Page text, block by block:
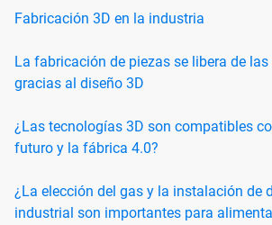
Fabricación 3D en la industria
La fabricación de piezas se libera de
gracias al diseño 3D
¿Las tecnologías 3D son compatibles
futuro y la fábrica 4.0?
¿La elección del gas y la instalación de
industrial son importantes para